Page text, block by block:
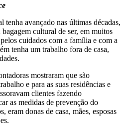
tenha avançado nas últimas décadas,
cultural de ser, em muitos
cuidados com a família e com a
tenha um trabalho fora de casa,
mostraram que são
e para as suas residências e
clientes fazendo
as medidas de prevenção do
eram donas de casa, mães, esposas